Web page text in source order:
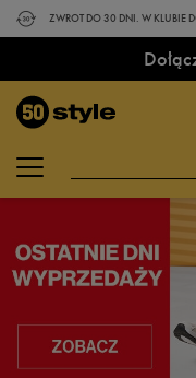
ZWROT DO 30 DNI. W KLUBIE